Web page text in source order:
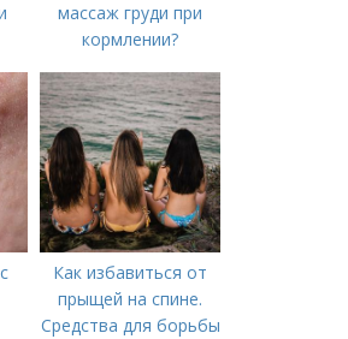
массаж груди при
кормлении?
Как избавиться от
прыщей на спине.
Средства для борьбы